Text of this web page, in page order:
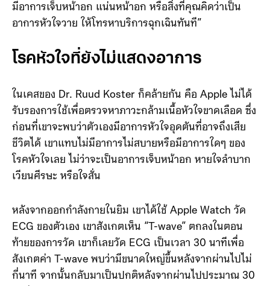
มีอาการเจ็บหน้าอก แน่นหน้าอก หรือสิ่งที่คุณคิดว่าเป็น
อาการหัวใจวาย ให้โทรหาบริการฉุกเฉินทันที”
โรคหัวใจที่ยังไม่แสดงอาการ
ในเคสของ Dr. Ruud Koster ก็คล้ายกัน คือ Apple ไม่ได้
รับรองการใช้เพื่อตรวจหาภาวะกล้ามเนื้อหัวใจขาดเลือด ซึ่ง
ก่อนที่เขาจะพบว่าตัวเองมีอาการหัวใจอุดตันที่อาจถึงเสีย
ชีวิตได้ เขาแทบไม่มีอาการไม่สบายหรือมีอาการใดๆ ของ
โรคหัวใจเลย ไม่ว่าจะเป็นอาการเจ็บหน้าอก หายใจลำบาก
เวียนศีรษะ หรือใจสั่น
หลังจากออกกำลังกายในยิม เขาได้ใช้ Apple Watch วัด
ECG ของตัวเอง เขาสังเกตเห็น “T-wave” ตกลงในตอน
ท้ายของการวัด เขาก็เลยวัด ECG เป็นเวลา 30 นาทีเพื่อ
สังเกตค่า T-wave พบว่ามีขนาดใหญ่ขึ้นหลังจากผ่านไปไม่
กี่นาที จากนั้นกลับมาเป็นปกติหลังจากผ่านไปประมาณ 30